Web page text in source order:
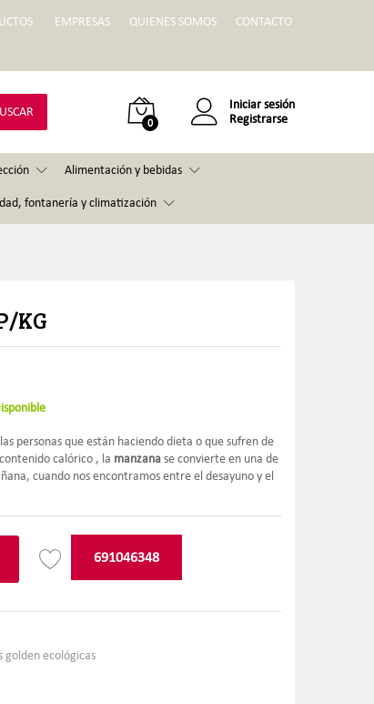
EMPRESAS QUIENES SOMOS CONTACTO
0
Iniciar sesión
Registrarse
Alimentación y bebidas
fontanería y climatización
KG
personas que están haciendo dieta o que sufren de
calórico , la manzanase convierte en una de
cuando nos encontramos entre el desayuno y el
691046348
golden ecológicas